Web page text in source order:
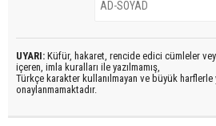
UYARI: Küfür, hakaret, rencide edici cümleler
içeren, imla kuralları ile yazılmamış,
Türkçe karakter kullanılmayan ve büyük harflerle
onaylanmamaktadır.